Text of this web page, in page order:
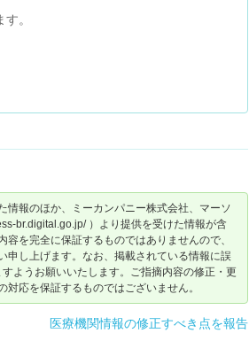
。
情報のほか、ミーカンパニー株式会社、マーソ
br.digital.go.jp/ ）より提供を受けた情報が含
を完全に保証するものではありませんので、
申し上げます。なお、掲載されている情報に誤
ようお願いいたします。ご指摘内容の修正・更
応を保証するものではございません。
医療機関情報の修正すべき点を報告